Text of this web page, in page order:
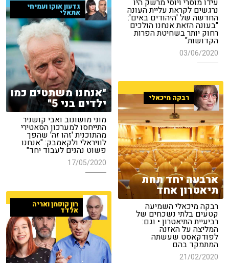
עידו מוסרי ויוסי מרשק היו
נרגשים לקראת עליית העונה
החדשה של 'היהודים באים':
"בעונה הזאת אנחנו הולכים
רחוק יותר בשחיטת הפרות
הקדושות"
03/06/2020
גדעון אוקו ועמיחי
אתאלי
"אנחנו משתטים כמו
ילדים בני 5"
מוני מושונוב ואבי קושניר
התייחסו למערכון הסאטירי
מהתוכנית 'זהו זה' שהפך
לוויראלי ולקאמבק: "אנחנו
פשוט נהנים לעבוד יחד"
17/05/2020
רבקה מיכאלי
ארבעה יחד תחת
תיאטרון אחד
רבקה מיכאלי השמיעה
קטעים בלתי נשכחים של
רביעיית התיאטרון • וגם:
המליצה על האזנה
לפודקאסט שעשתה
המתמקד בהם
21/02/2020
רון קופמן ואריה
אלדד